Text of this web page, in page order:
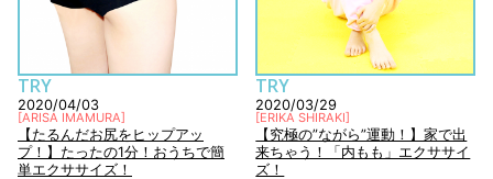
TRY
2020/04/03
[ARISA IMAMURA]
【たるんだお尻をヒップアッ
プ！】たったの1分！おうちで簡
単エクササイズ！
TRY
2020/03/29
[ERIKA SHIRAKI]
【究極の”ながら”運動！】家で出
来ちゃう！「内もも」エクササイ
ズ！